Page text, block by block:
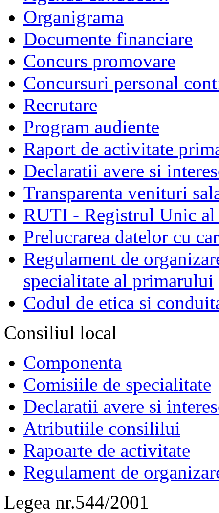
Organigrama
Documente financiare
Concurs promovare
Concursuri personal
Recrutare
Program audiente
Raport de activitate
Declaratii avere si
Transparenta venituri
RUTI - Registrul Unic al
Prelucrarea datelor cu
Regulament de
specialitate al primarului
Codul de etica si
Consiliul local
Componenta
Comisiile de specialitate
Declaratii avere si
Atributiile consililui
Rapoarte de activitate
Regulament de
Legea nr.544/2001